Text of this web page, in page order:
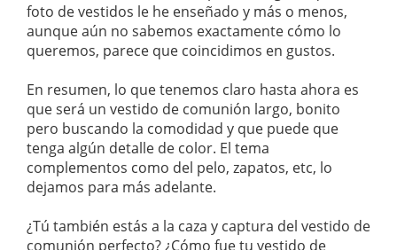
foto de vestidos le he enseñado y más o menos,
aunque aún no sabemos exactamente cómo lo
queremos, parece que coincidimos en gustos.
En resumen, lo que tenemos claro hasta ahora es
que será un vestido de comunión largo, bonito
pero buscando la comodidad y que puede que
tenga algún detalle de color. El tema
complementos como del pelo, zapatos, etc, lo
dejamos para más adelante.
¿Tú también estás a la caza y captura del vestido de
comunión perfecto? ¿Cómo fue tu vestido de